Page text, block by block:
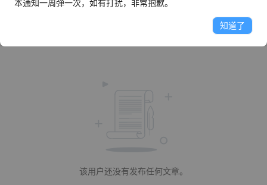
该用户还没有发布任何文章。
本通知一周弹一次，如有打扰，非常抱歉。
知道了